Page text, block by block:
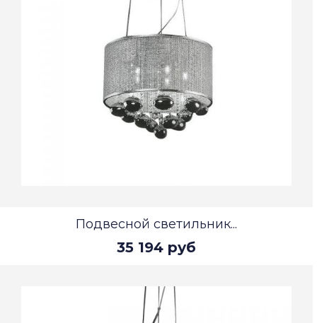
Подвесной светильник...
35 194 руб